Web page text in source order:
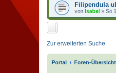
Filipendula
von Isabel » So
Zur erweiterten Suche
Portal Foren-Übersicht